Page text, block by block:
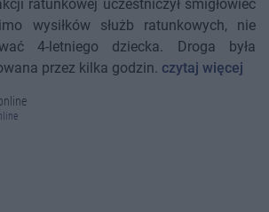
ratunkowej uczestniczył śmigłowiec
wysiłków służb ratunkowych, nie
4-letniego dziecka. Droga była
przez kilka godzin. czytaj więcej